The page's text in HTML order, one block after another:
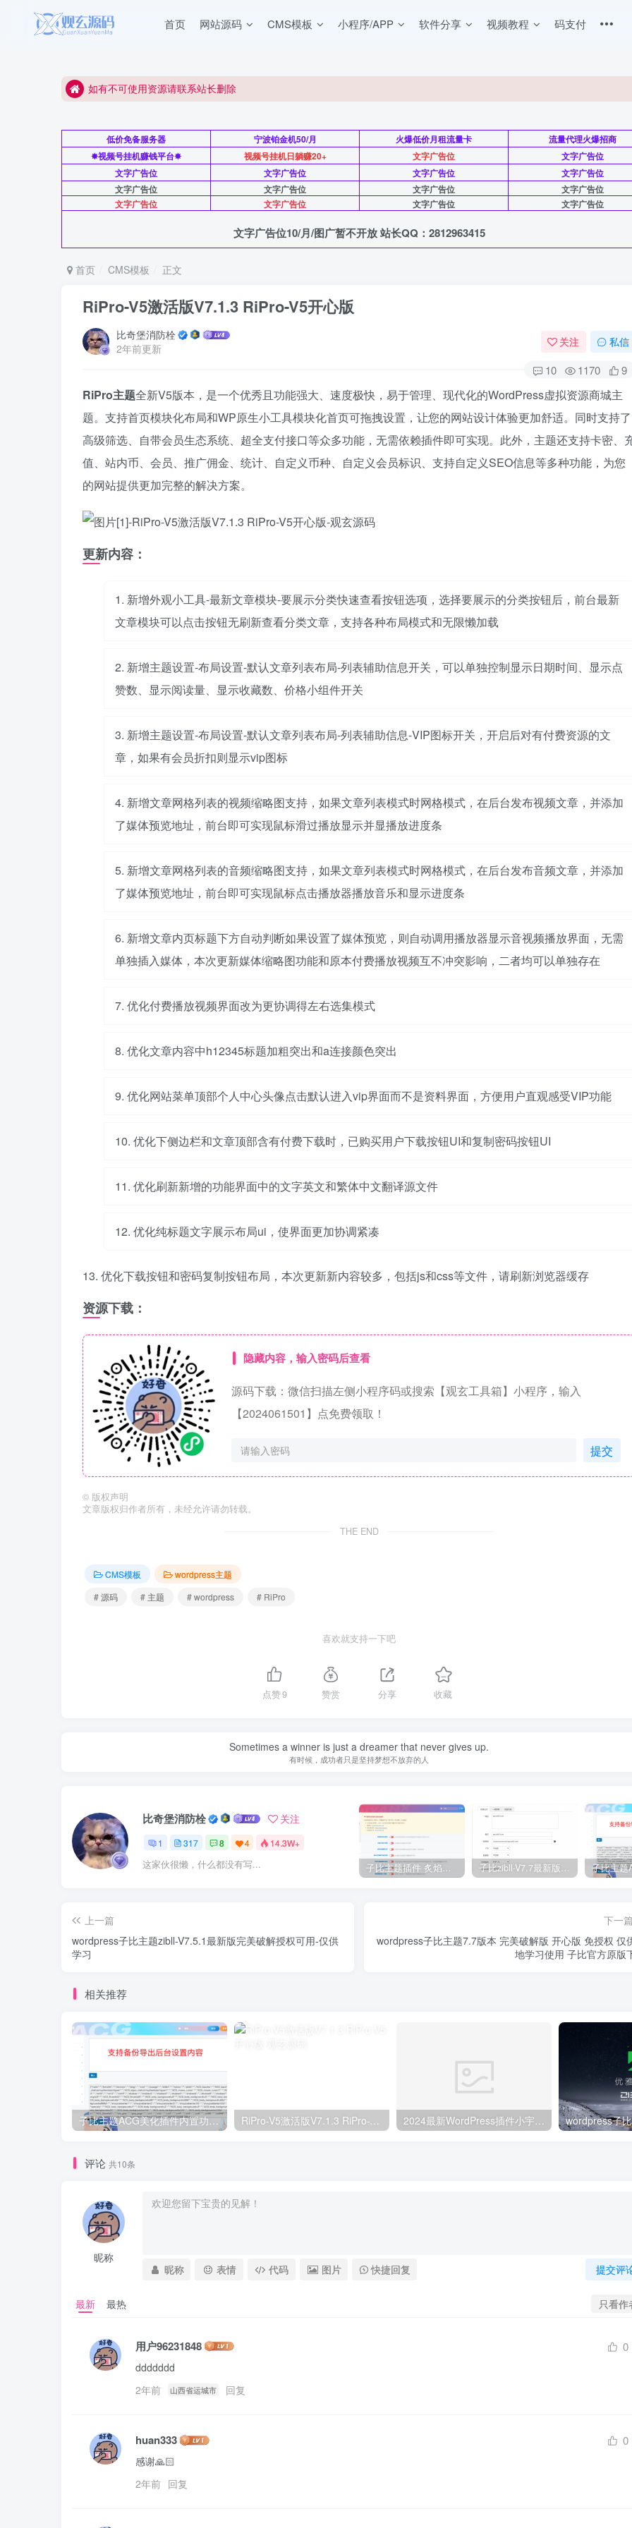
首页 网站源码 CMS模板 小程序/APP 软件分享 视频教程 码支付
如有不可使用资源请联系站长删除
低价免备服务器 宁波铂金机50/月 火爆低价月租流量卡
流量代理火爆招商
✸视频号挂机赚钱平台✸
视频号挂机日躺赚20+ 文字广告位
文字广告位
文字广告位
文字广告位 文字广告位
文字广告位
文字广告位
文字广告位 文字广告位
文字广告位
文字广告位
文字广告位 文字广告位 文字广告位
文字广告位10/月/图广暂不开放 站长QQ：2812963415
首页 CMS模板 正文
RiPro-V5激活版V7.1.3 RiPro-V5开心版
比奇堡消防栓
2年前更新
关注 私信
10 1170 9
RiPro主题全新V5版本，是一个优秀且功能强大、速度极快，易于管理、现代化的WordPress虚拟资源商城主
题。支持首页模块化布局和WP原生小工具模块化首页可拖拽设置，让您的网站设计体验更加舒适。同时支持了
高级筛选、自带会员生态系统、超全支付接口等众多功能，无需依赖插件即可实现。此外，主题还支持卡密、
值、站内币、会员、推广佣金、统计、自定义币种、自定义会员标识、支持自定义SEO信息等多种功能，为您
的网站提供更加完整的解决方案。
更新内容：
1. 新增外观小工具-最新文章模块-要展示分类快速查看按钮选项，选择要展示的分类按钮后，前台最新
文章模块可以点击按钮无刷新查看分类文章，支持各种布局模式和无限懒加载
2. 新增主题设置-布局设置-默认文章列表布局-列表辅助信息开关，可以单独控制显示日期时间、显示点
赞数、显示阅读量、显示收藏数、价格小组件开关
3. 新增主题设置-布局设置-默认文章列表布局-列表辅助信息-VIP图标开关，开启后对有付费资源的文
章，如果有会员折扣则显示vip图标
4. 新增文章网格列表的视频缩略图支持，如果文章列表模式时网格模式，在后台发布视频文章，并添加
了媒体预览地址，前台即可实现鼠标滑过播放显示并显播放进度条
5. 新增文章网格列表的音频缩略图支持，如果文章列表模式时网格模式，在后台发布音频文章，并添加
了媒体预览地址，前台即可实现鼠标点击播放器播放音乐和显示进度条
6. 新增文章内页标题下方自动判断如果设置了媒体预览，则自动调用播放器显示音视频播放界面，无需
单独插入媒体，本次更新媒体缩略图功能和原本付费播放视频互不冲突影响，二者均可以单独存在
7. 优化付费播放视频界面改为更协调得左右选集模式
8. 优化文章内容中h12345标题加粗突出和a连接颜色突出
9. 优化网站菜单顶部个人中心头像点击默认进入vip界面而不是资料界面，方便用户直观感受VIP功能
10. 优化下侧边栏和文章顶部含有付费下载时，已购买用户下载按钮UI和复制密码按钮UI
11. 优化刷新新增的功能界面中的文字英文和繁体中文翻译源文件
12. 优化纯标题文字展示布局ui，使界面更加协调紧凑
13. 优化下载按钮和密码复制按钮布局，本次更新新内容较多，包括js和css等文件，请刷新浏览器缓存
资源下载：
隐藏内容，输入密码后查看
源码下载：微信扫描左侧小程序码或搜索【观玄工具箱】小程序，输入
【2024061501】点免费领取！
提交
© 版权声明
文章版权归作者所有，未经允许请勿转载。
THE END
CMS模板
wordpress主题
# 源码
# 主题 # wordpress # RiPro
喜欢就支持一下吧
点赞9 赞赏 分享 收藏
Sometimes a winner is just a dreamer that never gives up.
有时候，成功者只是坚持梦想不放弃的人
比奇堡消防栓 关注
1 317 8 4 14.3W+
这家伙很懒，什么都没有写... 子比主题插件 炙焰美化全开源插件V3.2版本 子比zibll-V7.7最新版完美破解授权教程
上一篇
wordpress子比主题zibll-V7.5.1最新版完美破解授权可用-仅供
学习
下一
wordpress子比主题7.7版本 完美破解版 开心版 免授权 仅
地学习使用 子比官方原版
相关推荐
子比主题ACG美化插件内置功能开关100+，初一原创已开源免授权[[更新至V3.4] RiPro-V5激活版V7.1.3 RiPro-V5开心版 2024最新WordPress插件小宇宙 – 建站必备网站性能以及SEO优化插件
评论 共10条
昵称
提交评
昵称 表情 代码 图片 快捷回复
最新 最热 只看作
用户96231848 0
ddddddd
2年前
山西省运城市 回复
huan333 0
感谢🙏🏻
2年前 回复